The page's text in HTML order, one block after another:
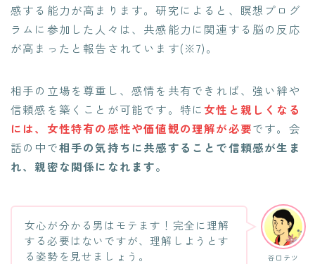
感する能力が高まります。研究によると、瞑想プログ
ラムに参加した人々は、共感能力に関連する脳の反応
が高まったと報告されています(※7)。
相手の立場を尊重し、感情を共有できれば、強い絆や
信頼感を築くことが可能です。特に 女性と親しくなる
には、女性特有の感性や価値観の理解が必要です。会
話の中で相手の気持ちに共感することで信頼感が生ま
れ、親密な関係になれます。
谷口テツ
女心が分かる男はモテます！完全に理解
する必要はないですが、理解しようとす
る姿勢を見せましょう。